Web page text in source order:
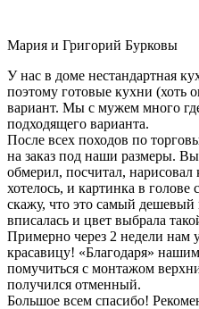
Мария и Григорий Бурковы
У нас в доме нестандартная
поэтому готовые кухни
вариант. Мы с мужем много
подходящего варианта.
После всех походов по
на заказ под наши размеры.
обмерил, посчитал,
хотелось, и картинка в
скажу, что это самый дешевый
вписалась и цвет выбрала
Примерно через 2 недели нам
красавицу! «Благодаря»
помучиться с монтажом
получился отменный.
Большое всем спасибо!